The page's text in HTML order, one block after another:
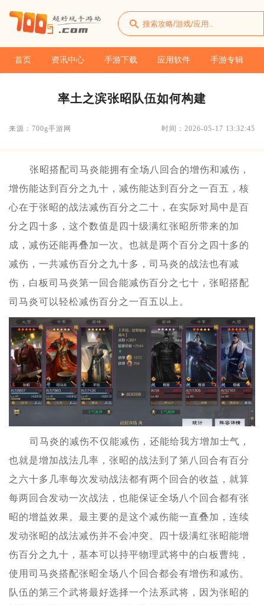
首页 资讯中心 手游下载 应用软件 手游专辑
率土之滨张昭队伍如何构建
来源：700g手游网 时间：2026-05-17 13:32:45
张昭搭配司马炎能拥有全场八回合的增伤和减伤，
增伤能达到百分之九十，减伤能达到百分之一百五，核
心在于张昭的战法减伤百分之二十，在实际对局中是百
分之四十多，这个数值是四十级满红张昭所带来的加
成，减伤还能再叠加一次。也就是两个百分之四十多的
减伤，一共减伤百分之九十多，司马炎的战法也有减
伤，白板司马炎第一回合能减伤百分之七十，张昭搭配
司马炎可以轻松减伤百分之一百五以上。
司马炎的减伤不仅能减伤，还能给我方增加士气，
也就是增加战法几率，张昭的战法到了第八回合有百分
之六十多几率每次发动战法都有两个回合的收益，就算
每两回合发动一次战法，也能保证全场八个回合都有张
昭的增益效果。最主要的是这个减伤能一直叠加，连续
发动张昭的战法减伤并不会冲突。四十级满红张昭能增
伤百分之九十，基本可以持平物理武将中的白板曹纯，
使用司马炎搭配张昭全场八个回合都会有增伤和减伤。
队伍的第三个武将最好选择一个法系武将，因为张昭的